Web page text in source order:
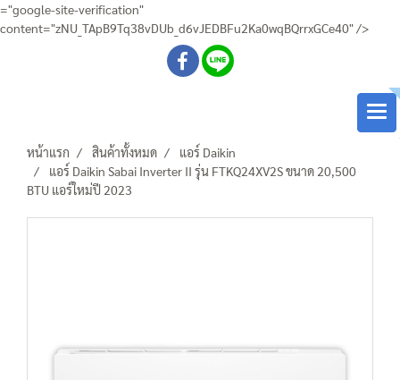
="google-site-verification"
content="zNU_TApB9Tq38vDUb_d6vJEDBFu2Ka0wqBQrrxGCe40" />
หน้าแรก สินค้าทั้งหมด
แอร์ Daikin
แอร์ Daikin Sabai Inverter II รุ่น FTKQ24XV2S ขนาด 20,500
BTU แอร์ใหม่ปี 2023